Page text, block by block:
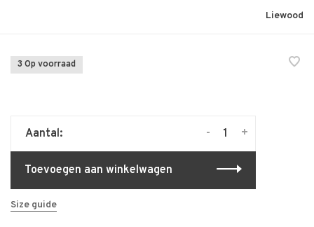
Liewood
3 Op voorraad
Aantal: +
-
Toevoegen aan winkelwagen
Size guide